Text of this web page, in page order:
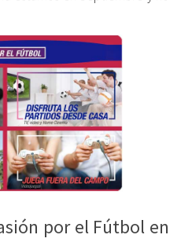
por el Fútbol en